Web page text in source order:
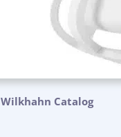
Wilkhahn Catalog